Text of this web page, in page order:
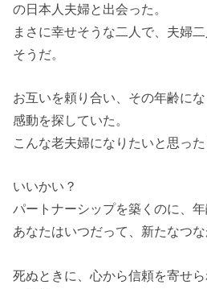
の日本人夫婦と出会った。
まさに幸せそうな二人で、夫婦
そうだ。
お互いを頼り合い、その年齢に
感動を探していた。
こんな老夫婦になりたいと思った
いいかい？
パートナーシップを築くのに、年
あなたはいつだって、新たなつな
死ぬときに、心から信頼を寄せ